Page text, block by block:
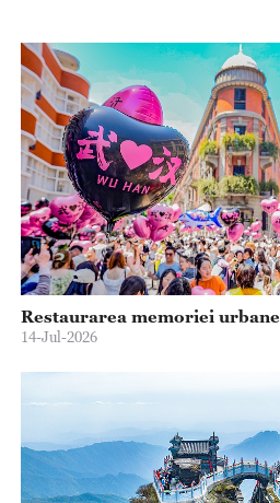
Restaurarea memoriei urbane
14-Jul-2026